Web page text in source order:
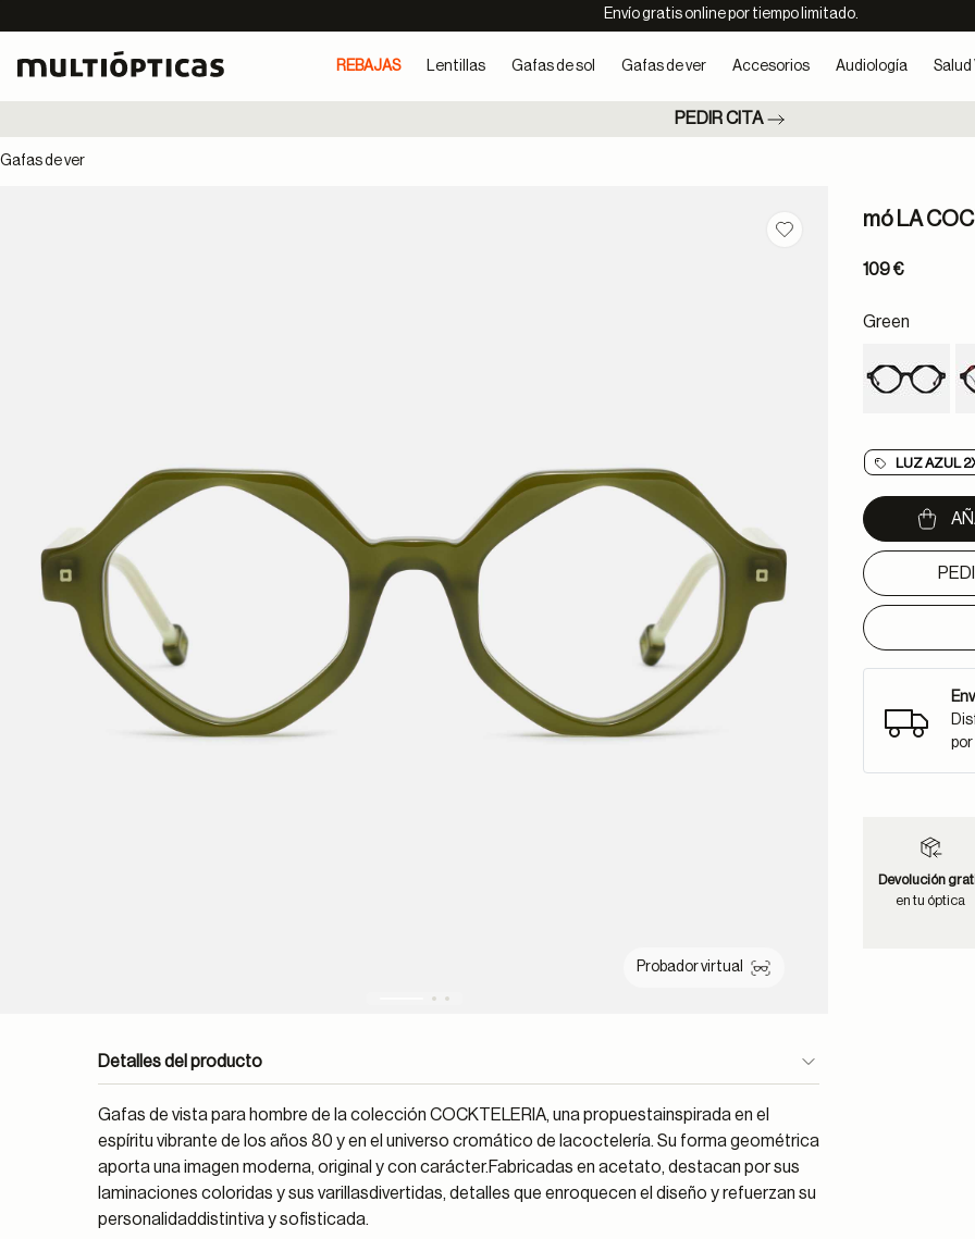
Envío gratis online por tiempo limitado.
REBAJAS Lentillas Gafas de sol Gafas de ver Accesorios Audiología Salud
PEDIR CITA
Gafas de ver
Probador virtual
Guardar en favoritos
Detalles del producto
Gafas de vista para hombre de la colección COCKTELERIA, una propuestainspirada en el
espíritu vibrante de los años 80 y en el universo cromático de lacoctelería. Su forma geométrica
aporta una imagen moderna, original y con carácter.Fabricadas en acetato, destacan por sus
laminaciones coloridas y sus varillasdivertidas, detalles que enroquecen el diseño y refuerzan su
personalidaddistintiva y sofisticada.
mó LA
109 €
Green
LUZ AZUL
Devolución
en tu óptica